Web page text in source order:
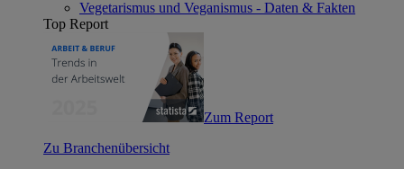
Vegetarismus und Veganismus - Daten & Fakten
Top Report
Zum Report
Zu Branchenübersicht